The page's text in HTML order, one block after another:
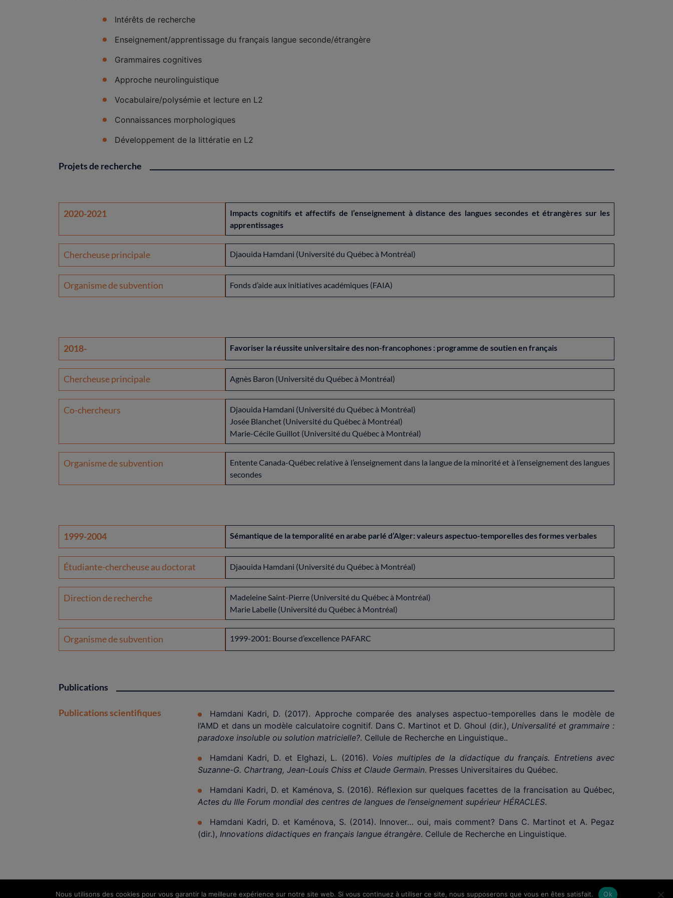
Intérêts de recherche
Enseignement/apprentissage du français langue seconde/étrangère
Grammaires cognitives
Approche neurolinguistique
Vocabulaire/polysémie et lecture en L2
Connaissances morphologiques
Développement de la littératie en L2
Projets de recherche
2020-2021
Impacts cognitifs et affectifs de l’enseignement à distance des langues secondes et étrangères sur les
apprentissages
Chercheuse principale Djaouida Hamdani (Université du Québec à Montréal)
Organisme de subvention Fonds d’aide aux initiatives académiques (FAIA)
2018- Favoriser la réussite universitaire des non-francophones : programme de soutien en français
Chercheuse principale Agnès Baron (Université du Québec à Montréal)
Co-chercheurs
Djaouida Hamdani (Université du Québec à Montréal)
Josée Blanchet (Université du Québec à Montréal)
Marie-Cécile Guillot (Université du Québec à Montréal)
Organisme de subvention
Entente Canada-Québec relative à l’enseignement dans la langue de la minorité et à l’enseignement des langues
secondes
1999-2004 Sémantique de la temporalité en arabe parlé d’Alger: valeurs aspectuo-temporelles des formes verbales
Étudiante-chercheuse au doctorat Djaouida Hamdani (Université du Québec à Montréal)
Direction de recherche
Madeleine Saint-Pierre (Université du Québec à Montréal)
Marie Labelle (Université du Québec à Montréal)
Organisme de subvention 1999-2001: Bourse d’excellence PAFARC
Publications
Publications scientifiques
Hamdani Kadri, D. (2017). Approche comparée des analyses aspectuo-temporelles dans le modèle de
l’AMD et dans un modèle calculatoire cognitif. Dans C. Martinot et D. Ghoul (dir.), Universalité et grammaire :
paradoxe insoluble ou solution matricielle?. Cellule de Recherche en Linguistique..
Hamdani Kadri, D. et Elghazi, L. (2016). Voies multiples de la didactique du français. Entretiens avec
Suzanne-G. Chartrang, Jean-Louis Chiss et Claude Germain. Presses Universitaires du Québec.
Hamdani Kadri, D. et Kaménova, S. (2016). Réflexion sur quelques facettes de la francisation au Québec,
Actes du IIIe Forum mondial des centres de langues de l’enseignement supérieur HÉRACLES.
Hamdani Kadri, D. et Kaménova, S. (2014). Innover… oui, mais comment? Dans C. Martinot et A. Pegaz
(dir.), Innovations didactiques en français langue étrangère. Cellule de Recherche en Linguistique.
Nous utilisons des cookies pour vous garantir la meilleure expérience sur notre site web. Si vous continuez à utiliser ce site, nous supposerons que vous en êtes satisfait. Ok